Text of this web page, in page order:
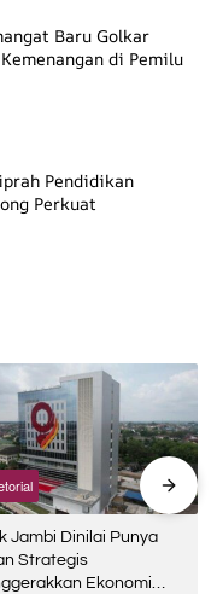
Baru Golkar
di Pemilu
Pendidikan
Perkuat
Jambi Dinilai Punya
Strategis
Ekonomi